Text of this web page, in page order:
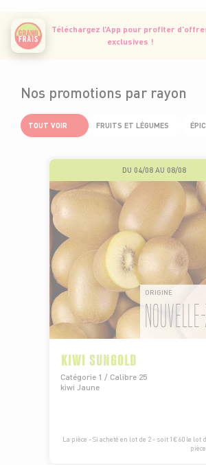
Téléchargez l’App pour profiter
exclusives !
Nos promotions par rayon
TOUT VOIR FRUITS ET LÉGUMES
DU 04/08 AU 08/08
ORIGINE
KIWI SUNGOLD
Catégorie 1 / Calibre 25
kiwi Jaune
La pièce - Si acheté en lot de 2 - soit 1€60 le lot